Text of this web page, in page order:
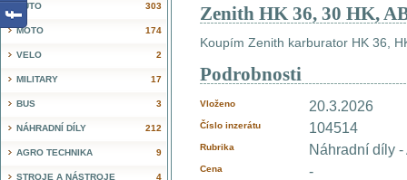
Zenith HK 36, 30 HK,
Koupím Zenith karburator HK 36,
Podrobnosti
Vloženo 20.3.2026
Číslo inzerátu 104514
Rubrika Náhradní díly
Cena -
303
AUTO
174
MOTO
2
VELO
17
MILITARY
3
BUS
212
NÁHRADNÍ DÍLY
9
AGRO TECHNIKA
4
STROJE A NÁSTROJE